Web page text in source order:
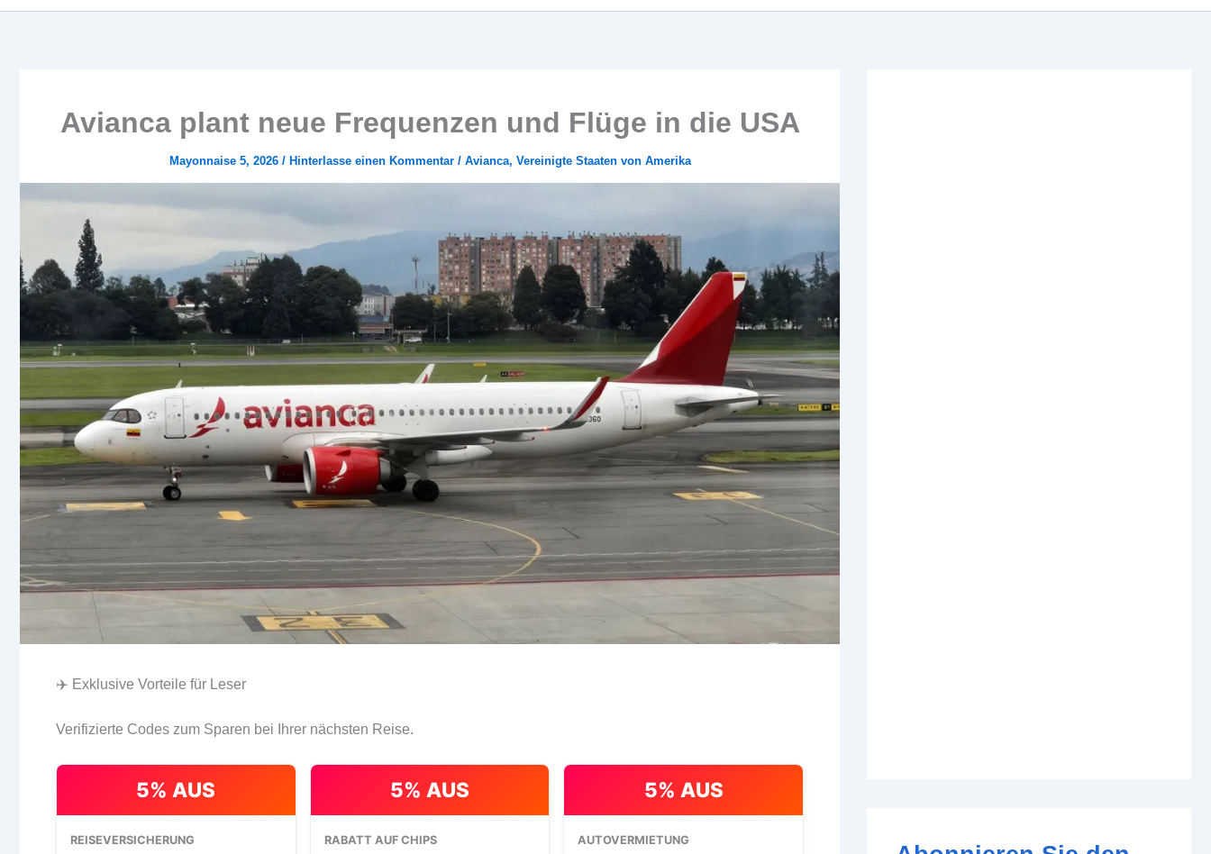
Avianca plant neue Frequenzen und Flüge in die USA
Mayonnaise 5, 2026 / Hinterlasse einen Kommentar / Avianca, Vereinigte Staaten von Amerika
✈️ Exklusive Vorteile für Leser
Verifizierte Codes zum Sparen bei Ihrer nächsten Reise.
5% AUS
REISEVERSICHERUNG
5% AUS
RABATT AUF CHIPS
5% AUS
AUTOVERMIETUNG